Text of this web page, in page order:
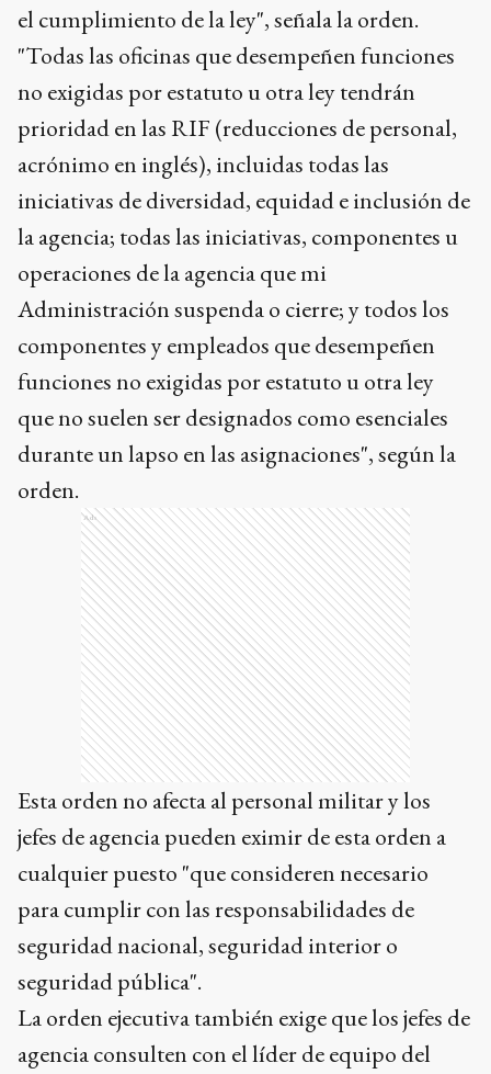
el cumplimiento de la ley", señala la orden.
"Todas las oficinas que desempeñen funciones
no exigidas por estatuto u otra ley tendrán
prioridad en las RIF (reducciones de personal,
acrónimo en inglés), incluidas todas las
iniciativas de diversidad, equidad e inclusión de
la agencia; todas las iniciativas, componentes u
operaciones de la agencia que mi
Administración suspenda o cierre; y todos los
componentes y empleados que desempeñen
funciones no exigidas por estatuto u otra ley
que no suelen ser designados como esenciales
durante un lapso en las asignaciones", según la
orden.
Ads
Esta orden no afecta al personal militar y los
jefes de agencia pueden eximir de esta orden a
cualquier puesto "que consideren necesario
para cumplir con las responsabilidades de
seguridad nacional, seguridad interior o
seguridad pública".
La orden ejecutiva también exige que los jefes de
agencia consulten con el líder de equipo del